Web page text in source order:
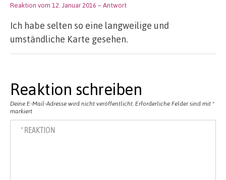
Reaktion vom 12. Januar 2016 – Antwort
Ich habe selten so eine langweilige und
umständliche Karte gesehen.
Reaktion schreiben
Deine E-Mail-Adresse wird nicht veröffentlicht. Erforderliche Felder sind mit *
markiert